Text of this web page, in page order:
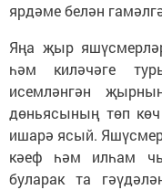
ярдәме белән
Яңа җыр
һәм киләчәге
исемләнгән
дөньясының төп
ишарә ясый.
кәеф һәм илһам
буларак та